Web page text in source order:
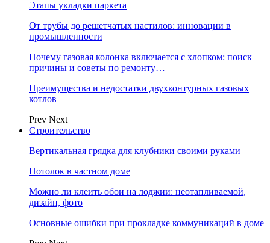
Этапы укладки паркета
От трубы до решетчатых настилов: инновации в
промышленности
Почему газовая колонка включается с хлопком: поиск
причины и советы по ремонту…
Преимущества и недостатки двухконтурных газовых
котлов
Prev Next
Строительство
Вертикальная грядка для клубники своими руками
Потолок в частном доме
Можно ли клеить обои на лоджии: неотапливаемой,
дизайн, фото
Основные ошибки при прокладке коммуникаций в доме